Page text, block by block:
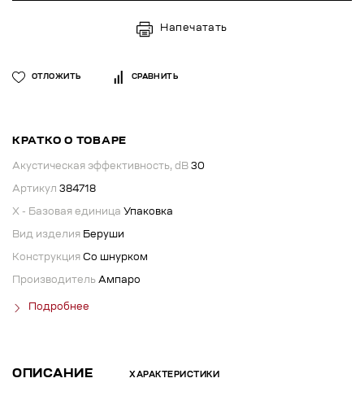
Напечатать
ОТЛОЖИТЬ СРАВНИТЬ
КРАТКО О ТОВАРЕ
Акустическая эффективность, dB 30
Артикул 384718
X - Базовая единица Упаковка
Вид изделия Беруши
Конструкция Со шнурком
Производитель Ампаро
Подробнее
ОПИСАНИЕ ХАРАКТЕРИСТИКИ